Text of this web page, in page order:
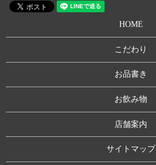
HOME
こだわり
お品書き
お飲み物
店舗案内
サイトマップ